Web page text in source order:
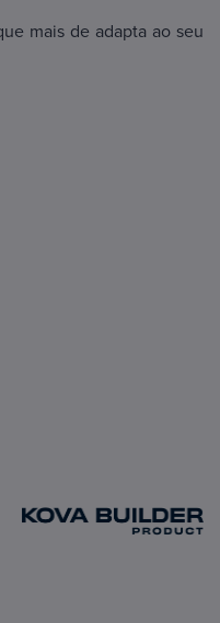
mais de adapta ao seu